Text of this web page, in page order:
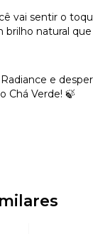
vai sentir o
brilho natural
e
Chá Verde! 🍃